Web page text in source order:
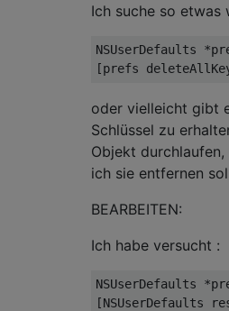
Ich suche so etwas
NSUserDefaults
oder vielleicht gibt
Schlüssel zu
Objekt
ich sie entfernen
BEARBEITEN:
Ich habe versucht :
NSUserDefaults
[NSUserDefaults